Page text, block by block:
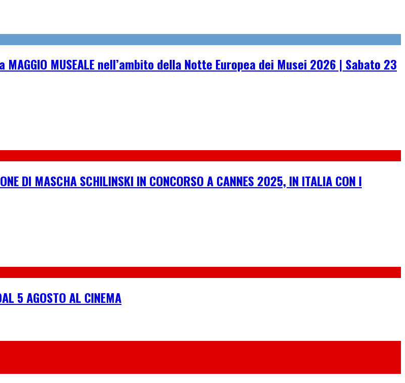
MAGGIO MUSEALE nell’ambito della Notte Europea dei Musei 2026 | Sabato 23
DI MASCHA SCHILINSKI IN CONCORSO A CANNES 2025, IN ITALIA CON I
5 AGOSTO AL CINEMA